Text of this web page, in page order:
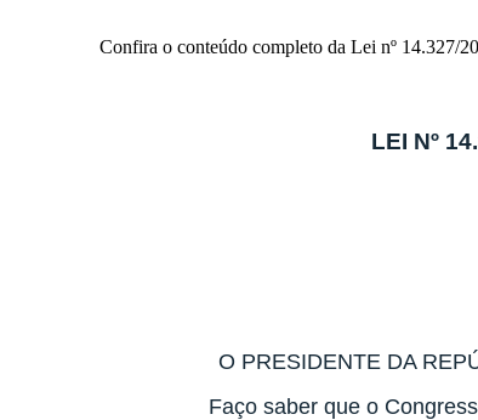
Confira o conteúdo completo da Lei nº 14.327/
LEI Nº
O PRESIDENTE DA
Faço saber que o